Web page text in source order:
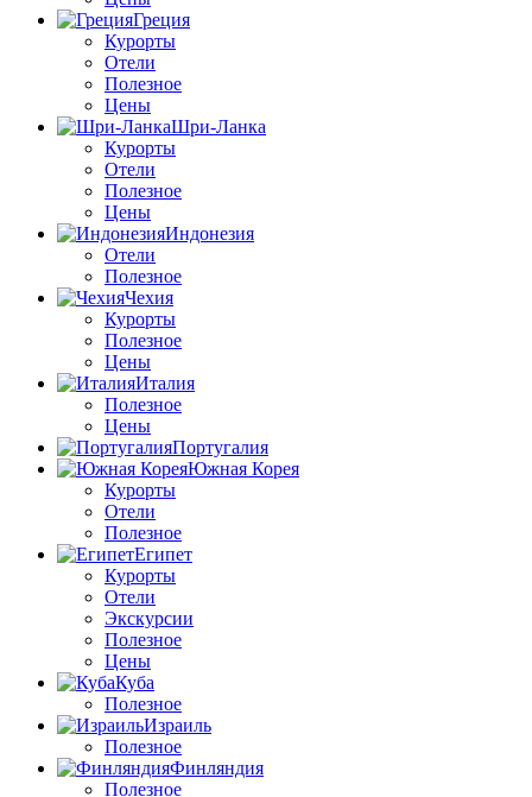
Греция
Курорты
Отели
Полезное
Цены
Шри-Ланка
Курорты
Отели
Полезное
Цены
Индонезия
Отели
Полезное
Чехия
Курорты
Полезное
Цены
Италия
Полезное
Цены
Португалия
Южная Корея
Курорты
Отели
Полезное
Египет
Курорты
Отели
Экскурсии
Полезное
Цены
Куба
Полезное
Израиль
Полезное
Финляндия
Полезное